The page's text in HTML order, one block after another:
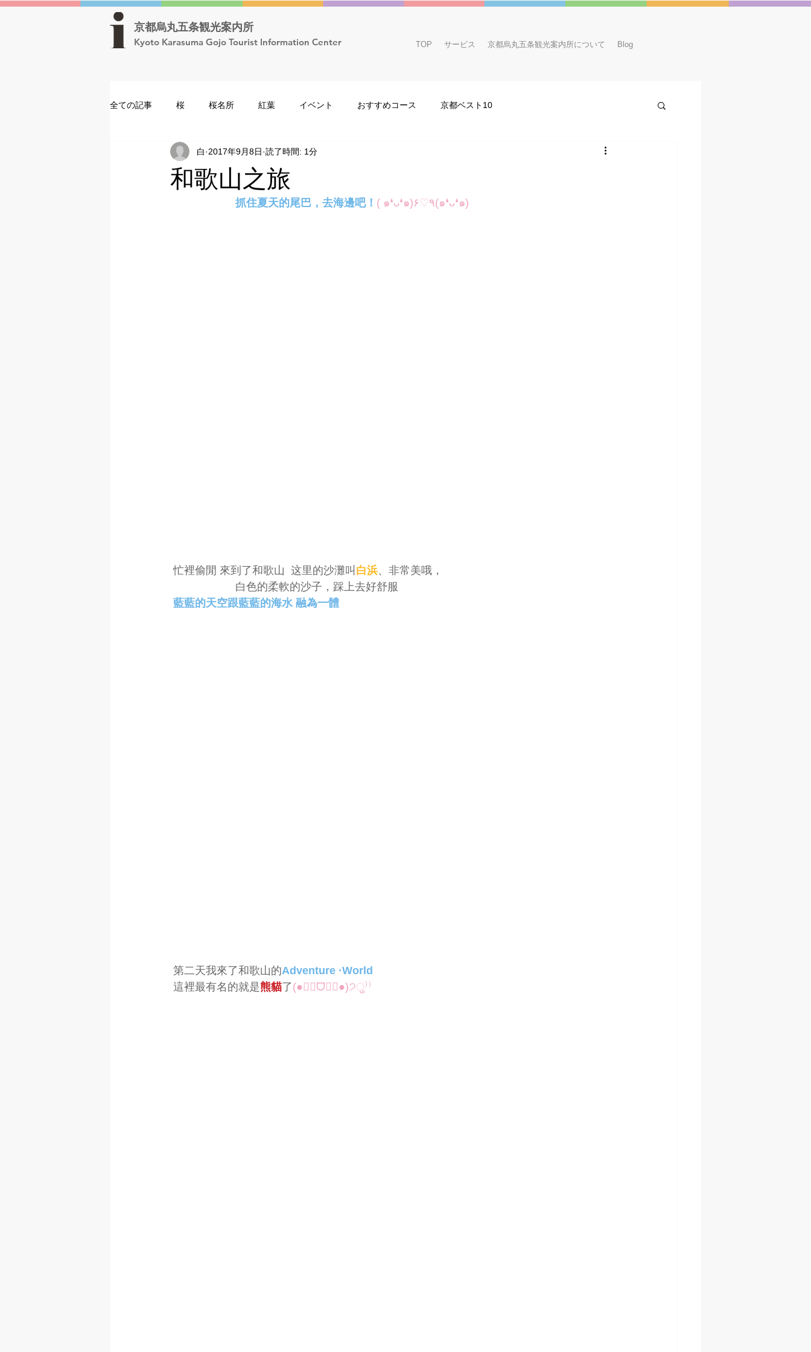
京都烏丸五条観光案内所
Kyoto Karasuma Gojo Tourist Information Center TOP サービス 京都烏丸五条観光案内所について Blog
全ての記事 桜 桜名所 紅葉 イベント おすすめコース 京都ベスト10
元舞妓紅子の「知っといやすか？」 スタッフ
元舞妓紅子の「知っといやすか？」 イベント スタッフ 京都観光
和歌山之旅
白 2017年9月8日 読了時間: 1分
抓住夏天的尾巴，去海邊吧！ ( ๑❛ᴗ❛๑)۶♡٩(๑❛ᴗ❛๑)
忙裡偷閒 來到了和歌山  这里的沙灘叫 白浜、非常美哦，
白色的柔軟的沙子，踩上去好舒服
藍藍的天空跟藍藍的海水 融為一體
第二天我來了和歌山的Adventure ·World
這裡最有名的就是熊貓了(●❛⃘ᗜ​❛⃘●)੭ु⁾⁾